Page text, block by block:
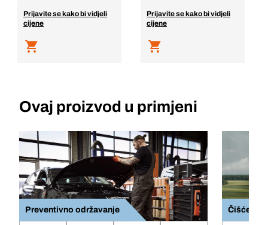
Prijavite se kako bi vidjeli
cijene
Prijavite se kako bi vidjeli
cijene
Ovaj proizvod u primjeni
Preventivno održavanje Čišćenje